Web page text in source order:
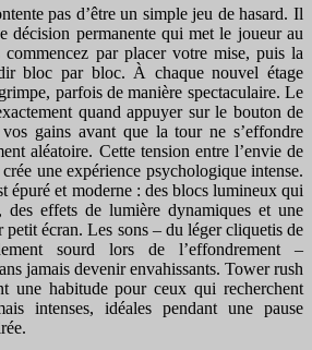
pas d’être un simple jeu de hasard. Il
décision permanente qui met le joueur au
commencez par placer votre mise, puis la
bloc par bloc. À chaque nouvel étage
parfois de manière spectaculaire. Le
quand appuyer sur le bouton de
gains avant que la tour ne s’effondre
aléatoire. Cette tension entre l’envie de
une expérience psychologique intense.
épuré et moderne : des blocs lumineux qui
des effets de lumière dynamiques et une
petit écran. Les sons – du léger cliquetis de
sourd lors de l’effondrement –
jamais devenir envahissants. Tower rush
une habitude pour ceux qui recherchent
intenses, idéales pendant une pause